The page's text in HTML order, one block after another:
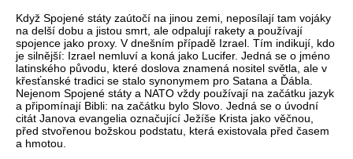
Když Spojené státy zaútočí na jinou zemi, neposílají tam vojáky
na delší dobu a jistou smrt, ale odpalují rakety a používají
spojence jako proxy. V dnešním případě Izrael. Tím indikují, kdo
je silnější: Izrael nemluví a koná jako Lucifer. Jedná se o jméno
latinského původu, které doslova znamená nositel světla, ale v
křesťanské tradici se stalo synonymem pro Satana a Ďábla.
Nejenom Spojené státy a NATO vždy používají na začátku jazyk
a připomínají Bibli: na začátku bylo Slovo. Jedná se o úvodní
citát Janova evangelia označující Ježíše Krista jako věčnou,
před stvořenou božskou podstatu, která existovala před časem
a hmotou.